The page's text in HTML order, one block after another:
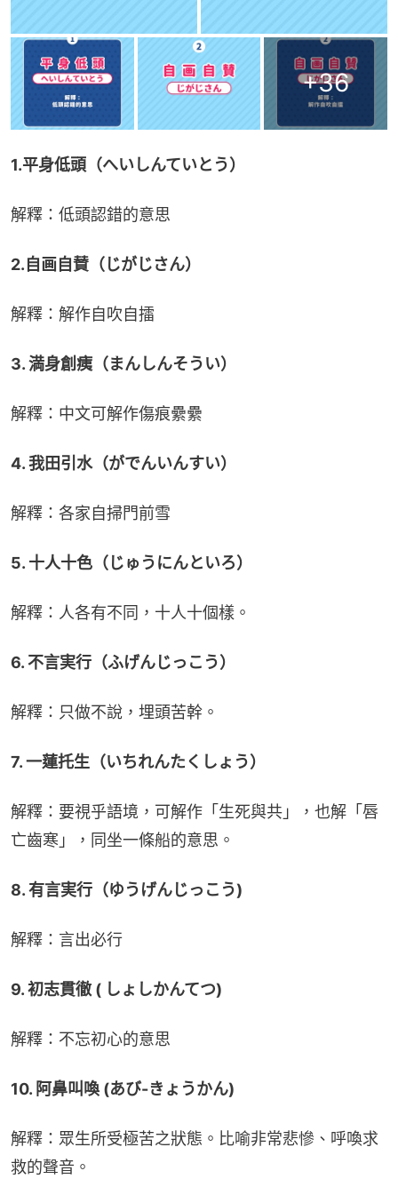
+36
1.平身低頭（へいしんていとう）
解釋：低頭認錯的意思
2.自画自賛（じがじさん）
解釋：解作自吹自擂
3. 満身創痍（まんしんそうい）
解釋：中文可解作傷痕纍纍
4. 我田引水（がでんいんすい）
解釋：各家自掃門前雪
5. 十人十色（じゅうにんといろ）
解釋：人各有不同，十人十個樣。
6. 不言実行（ふげんじっこう）
解釋：只做不說，埋頭苦幹。
7. 一蓮托生（いちれんたくしょう）
解釋：要視乎語境，可解作「生死與共」，也解「唇
亡齒寒」，同坐一條船的意思。
8. 有言実行（ゆうげんじっこう)
解釋：言出必行
9. 初志貫徹 ( しょしかんてつ)
解釋：不忘初心的意思
10. 阿鼻叫喚 (あび-きょうかん)
解釋：眾生所受極苦之狀態。比喻非常悲慘、呼喚求
救的聲音。